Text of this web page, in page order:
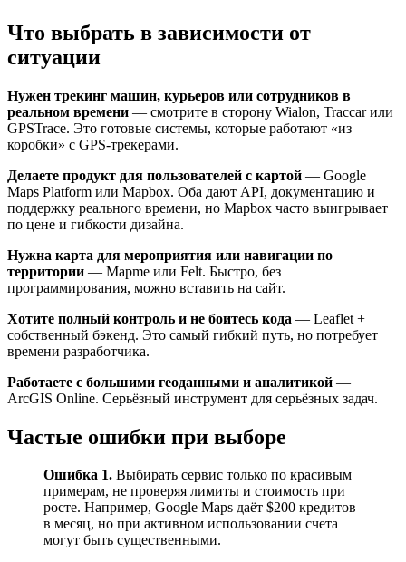
Что выбрать в зависимости от
ситуации
Нужен трекинг машин, курьеров или сотрудников в
реальном времени — смотрите в сторону Wialon, Traccar или
GPSTrace. Это готовые системы, которые работают «из
коробки» с GPS-трекерами.
Делаете продукт для пользователей с картой — Google
Maps Platform или Mapbox. Оба дают API, документацию и
поддержку реального времени, но Mapbox часто выигрывает
по цене и гибкости дизайна.
Нужна карта для мероприятия или навигации по
территории — Mapme или Felt. Быстро, без
программирования, можно вставить на сайт.
Хотите полный контроль и не боитесь кода — Leaflet +
собственный бэкенд. Это самый гибкий путь, но потребует
времени разработчика.
Работаете с большими геоданными и аналитикой —
ArcGIS Online. Серьёзный инструмент для серьёзных задач.
Частые ошибки при выборе
Ошибка 1. Выбирать сервис только по красивым
примерам, не проверяя лимиты и стоимость при
росте. Например, Google Maps даёт $200 кредитов
в месяц, но при активном использовании счета
могут быть существенными.